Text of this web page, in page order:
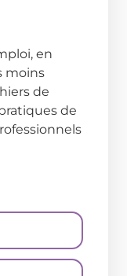
en
moins
de
de